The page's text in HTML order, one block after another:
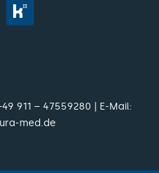
911 – 47559280 | E-Mail:
med.de